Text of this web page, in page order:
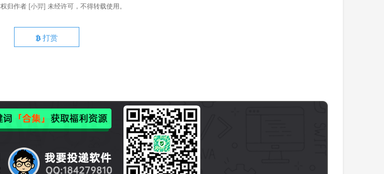
归作者 [小羿] 未经许可，不得转载使用。
打赏